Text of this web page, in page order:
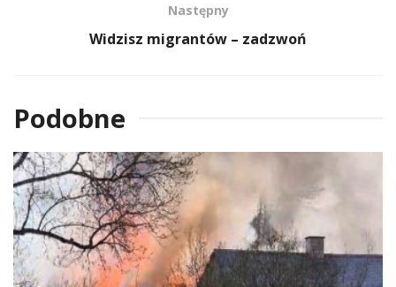
Następny
Widzisz migrantów – zadzwoń
Podobne